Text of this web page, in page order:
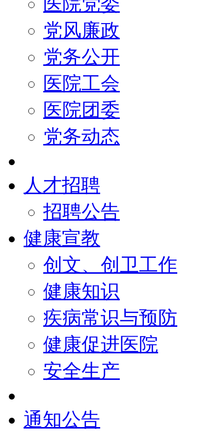
党风廉政
党务公开
医院工会
医院团委
党务动态
人才招聘
招聘公告
健康宣教
创文、创卫工作
健康知识
疾病常识与预防
健康促进医院
安全生产
通知公告